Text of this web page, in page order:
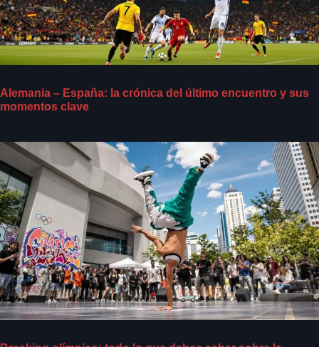
Alemania – España: la crónica del último encuentro y sus
momentos clave